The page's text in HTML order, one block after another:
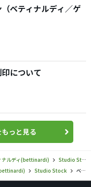
ベティナルディ／ゲ
について
っと見る
ナルディ(bettinardi)
Studio Stock
Studio Stock ベティナルディ／Studio Stock／SS35 パターの口コミ評価